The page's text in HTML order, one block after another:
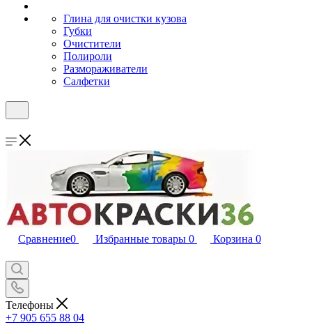
Глина для очистки кузова
Губки
Очистители
Полироли
Размораживатели
Салфетки
Сравнение0 Избранные товары 0 Корзина 0
Телефоны
+7 905 655 88 04